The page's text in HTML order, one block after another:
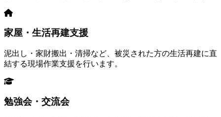
家屋・生活再建支援
泥出し・家財搬出・清掃など、被災された方の生活再建に直
結する現場作業支援を行います。
勉強会・交流会